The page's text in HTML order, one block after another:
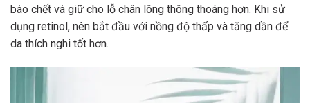
bào chết và giữ cho lỗ chân lông thông thoáng hơn. Khi sử
dụng retinol, nên bắt đầu với nồng độ thấp và tăng dần để
da thích nghi tốt hơn.